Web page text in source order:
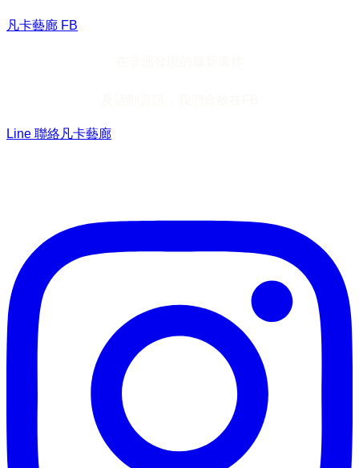
凡卡藝廊 FB
Line 聯絡凡卡藝廊